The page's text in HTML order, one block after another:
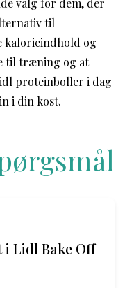
valg for dem, der
til
kalorieindhold og
til træning og at
proteinboller i dag
i din kost.
Lidl Bake Off